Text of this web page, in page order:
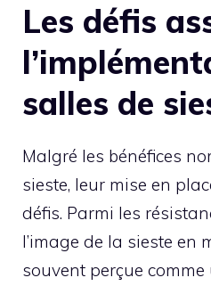
Les défis
salles de
Malgré les bénéfices
sieste, leur mise en
défis. Parmi les
l’image de la sieste en
souvent perçue